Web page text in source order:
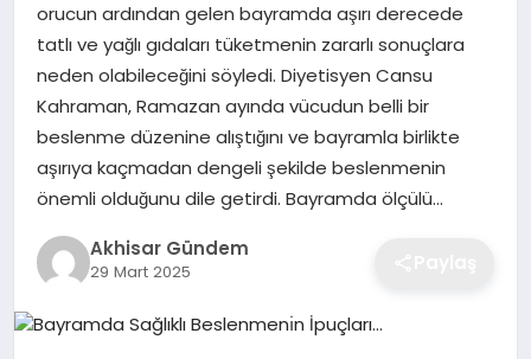
YAŞAM
orucun ardından gelen bayramda aşırı derecede
tatlı ve yağlı gıdaları tüketmenin zararlı sonuçlara
neden olabileceğini söyledi. Diyetisyen Cansu
Kahraman, Ramazan ayında vücudun belli bir
beslenme düzenine alıştığını ve bayramla birlikte
aşırıya kaçmadan dengeli şekilde beslenmenin
önemli olduğunu dile getirdi. Bayramda ölçülü…
Akhisar Gündem
29 Mart 2025